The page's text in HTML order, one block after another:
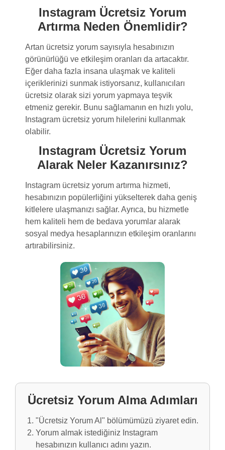
Instagram Ücretsiz Yorum
Artırma Neden Önemlidir?
Artan ücretsiz yorum sayısıyla hesabınızın
görünürlüğü ve etkileşim oranları da artacaktır.
Eğer daha fazla insana ulaşmak ve kaliteli
içeriklerinizi sunmak istiyorsanız, kullanıcıları
ücretsiz olarak sizi yorum yapmaya teşvik
etmeniz gerekir. Bunu sağlamanın en hızlı yolu,
Instagram ücretsiz yorum hilelerini kullanmak
olabilir.
Instagram Ücretsiz Yorum
Alarak Neler Kazanırsınız?
Instagram ücretsiz yorum artırma hizmeti,
hesabınızın popülerliğini yükselterek daha geniş
kitlelere ulaşmanızı sağlar. Ayrıca, bu hizmetle
hem kaliteli hem de bedava yorumlar alarak
sosyal medya hesaplarınızın etkileşim oranlarını
artırabilirsiniz.
Ücretsiz Yorum Alma Adımları
"Ücretsiz Yorum Al" bölümümüzü ziyaret edin.
Yorum almak istediğiniz Instagram
hesabınızın kullanıcı adını yazın.